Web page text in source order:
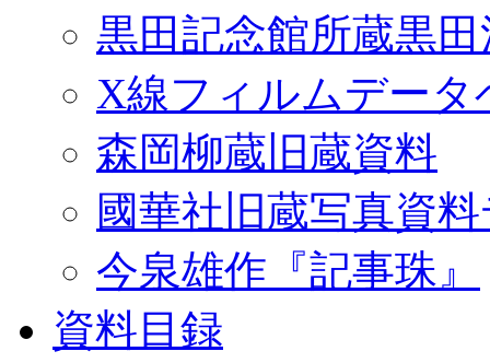
黒田記念館所蔵黒
X線フィルムデータ
森岡柳蔵旧蔵資料
國華社旧蔵写真資
今泉雄作『記事珠』
資料目録